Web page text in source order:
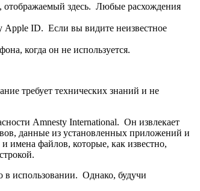
здесь. Любые расхождения
ID. Если вы видите неизвестное
когда он не используется.
требует технических знаний и не
Amnesty International. Он извлекает
данные из установленных приложений и
имена файлов, которые, как известно,
в использовании. Однако, будучи